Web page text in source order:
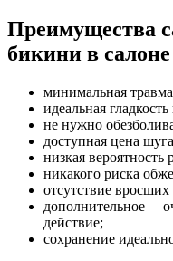
Преимущества
бикини в
минимальная
идеальная
не нужно
доступная цена
низкая вероятность
никакого риска
отсутствие
дополнительное
действие;
сохранение